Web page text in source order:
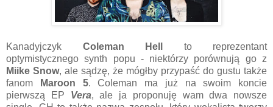
Kanadyjczyk Coleman Hell
to reprezentant
optymistycznego synth popu - niektórzy porównują go z
Miike Snow, ale sądzę, że mógłby przypaść do gustu także
fanom
Maroon 5. Coleman ma już na swoim koncie
pierwszą EP Vera, ale ja proponuję wam dwa nowsze